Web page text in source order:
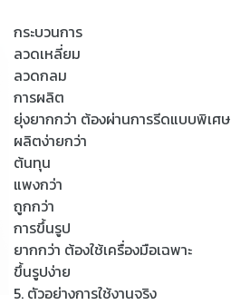
กระบวนการ
ลวดเหลี่ยม
ลวดกลม
การผลิต
ยุ่งยากกว่า ต้องผ่านการรีดแบบพิเศษ
ผลิตง่ายกว่า
ต้นทุน
แพงกว่า
ถูกกว่า
การขึ้นรูป
ยากกว่า ต้องใช้เครื่องมือเฉพาะ
ขึ้นรูปง่าย
5. ตัวอย่างการใช้งานจริง